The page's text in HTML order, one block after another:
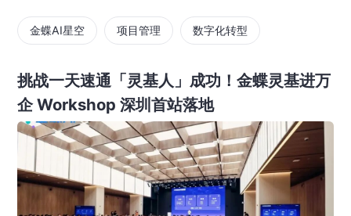
金蝶AI星空 项目管理 数字化转型
挑战一天速通「灵基人」成功！金蝶灵基进万
企 Workshop 深圳首站落地